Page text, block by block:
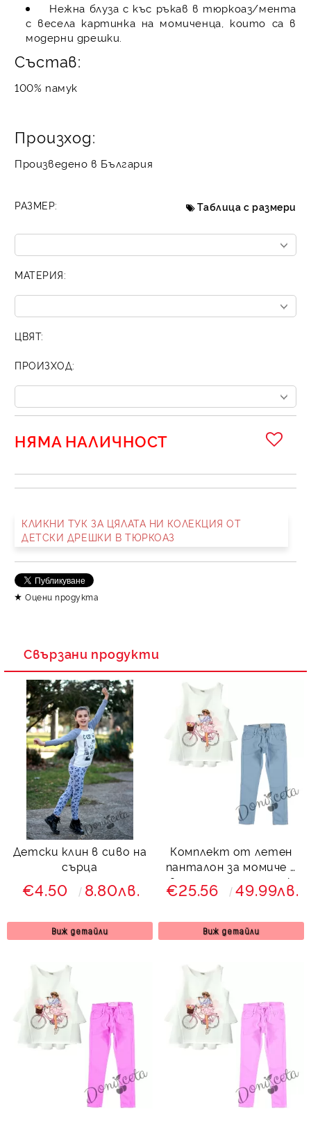
Нежна блуза с къс ръкав в тюркоаз/мента
с весела картинка на момиченца, които са в
модерни дрешки.
Състав:
100% памук
Произход:
Произведено в България
РАЗМЕР: Таблица с размери
МАТЕРИЯ:
ЦВЯТ:
ПРОИЗХОД:
НЯМА НАЛИЧНОСТ
КЛИКНИ ТУК ЗА ЦЯЛАТА НИ КОЛЕКЦИЯ ОТ
ДЕТСКИ ДРЕШКИ В ТЮРКОАЗ
Оцени продукта
Свързани продукти
Детски клин в сиво на
сърца
€4.50 8.80лв.
Виж детайли
Комплект от летен
панталон за момиче в
светлосиньо с туника
в бяло
€25.56 49.99лв.
Виж детайли